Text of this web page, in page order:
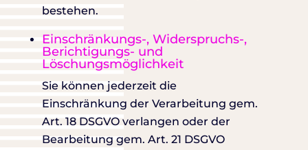
bestehen.
Einschränkungs-, Widerspruchs-,
Berichtigungs- und
Löschungsmöglichkeit
Sie können jederzeit die
Einschränkung der Verarbeitung gem.
Art. 18 DSGVO verlangen oder der
Bearbeitung gem. Art. 21 DSGVO